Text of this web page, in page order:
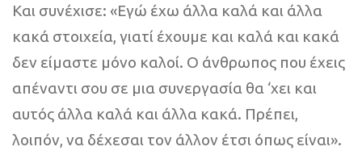
Και συνέχισε: «Εγώ έχω άλλα καλά και άλλα
κακά στοιχεία, γιατί έχουμε και καλά και κακά
δεν είμαστε μόνο καλοί. Ο άνθρωπος που έχεις
απέναντι σου σε μια συνεργασία θα ‘χει και
αυτός άλλα καλά και άλλα κακά. Πρέπει,
λοιπόν, να δέχεσαι τον άλλον έτσι όπως είναι».